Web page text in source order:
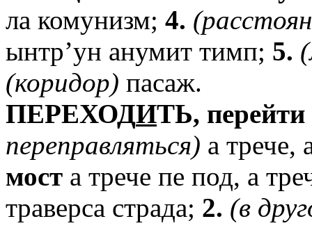
ла комунизм; 4.
ынтр’ун анумит тимп; 5.
(коридор) пасаж.
ПЕРЕХОДИТЬ, перейти
переправляться) а трече,
мост а трече пе под, а
траверса страда; 2. (в